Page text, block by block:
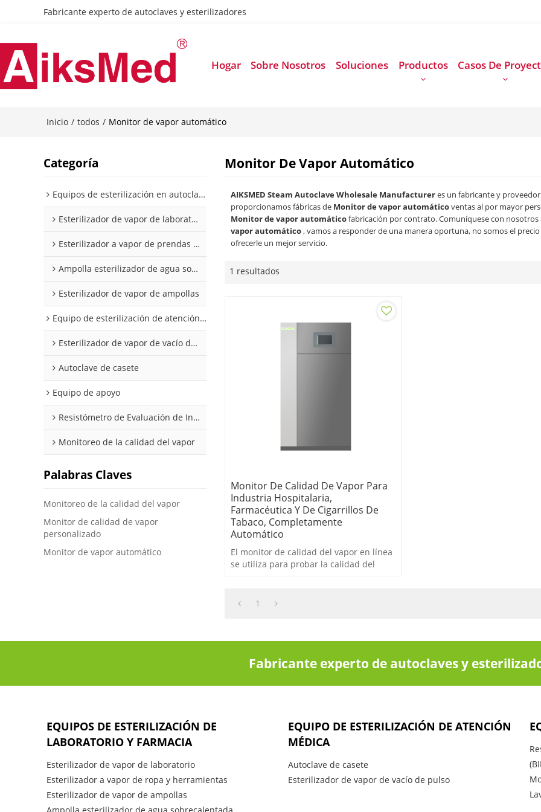
Fabricante experto de autoclaves y esterilizadores
Hogar Sobre Nosotros Soluciones Productos Casos De
Inicio / todos / Monitor de vapor automático
Monitor De Vapor Automático
AIKSMED Steam Autoclave Wholesale Manufactureres un fabricante y
proporcionamos fábricas de Monitor de vapor automáticoventas al por mayor
Monitor de vapor automáticofabricación por contrato. Comuníquese con
vapor automático, vamos a responder de una manera oportuna, no somos el
ofrecerle un mejor servicio.
1 resultados
Monitor De Calidad De Vapor Para
Industria Hospitalaria,
Farmacéutica Y De Cigarrillos De
Tabaco, Completamente
Automático
El monitor de calidad del vapor en línea
se utiliza para probar la calidad del
1
Categoría
Equipos de esterilización en autoclave de laboratorio y farmacia
Esterilizador de vapor de laboratorio
Esterilizador a vapor de prendas y herramientas
Ampolla esterilizador de agua sobrecalentada
Esterilizador de vapor de ampollas
Equipo de esterilización de atención médica
Esterilizador de vapor de vacío de pulso
Autoclave de casete
Equipo de apoyo
Resistómetro de Evaluación de Indicadores Biológicos (BIER/CIER)
Monitoreo de la calidad del vapor
Palabras Claves
Monitoreo de la calidad del vapor
Monitor de calidad de vapor
personalizado
Monitor de vapor automático
Fabricante experto de autoclaves y
EQUIPOS DE ESTERILIZACIÓN DE
LABORATORIO Y FARMACIA
Esterilizador de vapor de laboratorio
Esterilizador a vapor de ropa y herramientas
Esterilizador de vapor de ampollas
EQUIPO DE ESTERILIZACIÓN DE ATENCIÓN
MÉDICA
Autoclave de casete
Esterilizador de vapor de vacío de pulso